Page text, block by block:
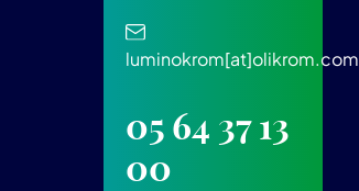
luminokrom[at]olikrom.com
05 64 37 13
00